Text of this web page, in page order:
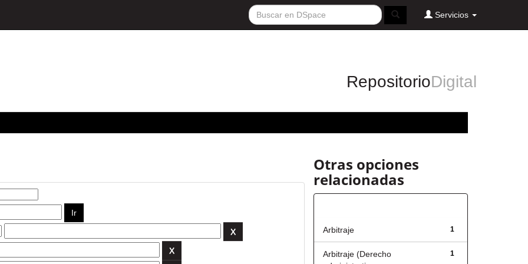
Servicios
RepositorioDigital
Otras opciones
relacionadas
1
Arbitraje
1
Arbitraje (Derecho